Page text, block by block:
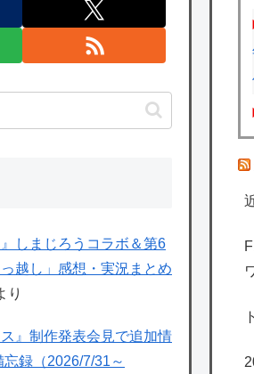
しまじろうコラボ＆第6
越し」感想・実況まとめ
り
』制作発表会見で追加情
録（2026/7/31～